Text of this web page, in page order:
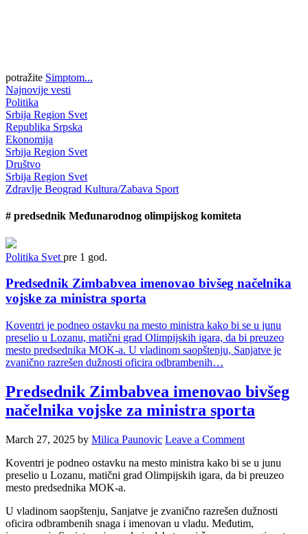
potražite Simptom...
Najnovije vesti
Politika
Srbija Region Svet
Republika Srpska
Ekonomija
Srbija Region Svet
Društvo
Srbija Region Svet
Zdravlje Beograd Kultura/Zabava Sport
# predsednik Međunarodnog olimpijskog komiteta
Politika Svet pre 1 god.
Predsednik Zimbabvea imenovao bivšeg načelnika
vojske za ministra sporta
Koventri je podneo ostavku na mesto ministra kako bi se u junu
preselio u Lozanu, matični grad Olimpijskih igara, da bi preuzeo
mesto predsednika MOK-a. U vladinom saopštenju, Sanjatve je
zvanično razrešen dužnosti oficira odbrambenih…
Predsednik Zimbabvea imenovao bivšeg
načelnika vojske za ministra sporta
March 27, 2025 by Milica Paunovic Leave a Comment
Koventri je podneo ostavku na mesto ministra kako bi se u junu
preselio u Lozanu, matični grad Olimpijskih igara, da bi preuzeo
mesto predsednika MOK-a.
U vladinom saopštenju, Sanjatve je zvanično razrešen dužnosti
oficira odbrambenih snaga i imenovan u vladu. Međutim,